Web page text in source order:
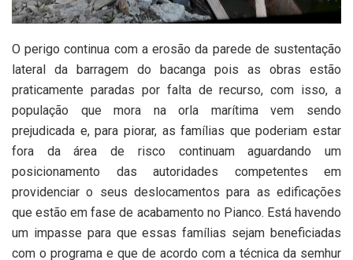
O perigo continua com a erosão da parede de sustentação
lateral da barragem do bacanga pois as obras estão
praticamente paradas por falta de recurso, com isso, a
população que mora na orla marítima vem sendo
prejudicada e, para piorar, as famílias que poderiam estar
fora da área de risco continuam aguardando um
posicionamento das autoridades competentes em
providenciar o seus deslocamentos para as edificações
que estão em fase de acabamento no Pianco. Está havendo
um impasse para que essas famílias sejam beneficiadas
com o programa e que de acordo com a técnica da semhur